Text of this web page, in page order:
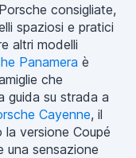
consigliate,
spaziosi e pratici
altri modelli
Panamera è
che
guida su strada a
Cayenne, il
versione Coupé
una sensazione